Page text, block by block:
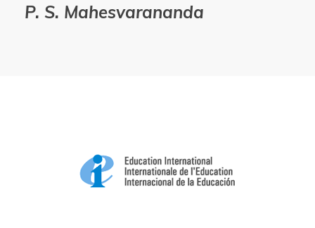
P. S. Mahesvarananda